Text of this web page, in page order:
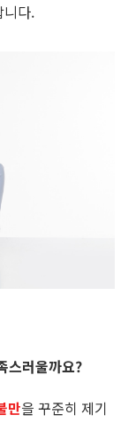
니다.
스러울까요?
만을 꾸준히 제기